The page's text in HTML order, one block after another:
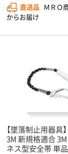
直送品 ＭＲＯ
からお届け
【墜落制止用器具
3M 新規格適合
ネス型安全帯 単品